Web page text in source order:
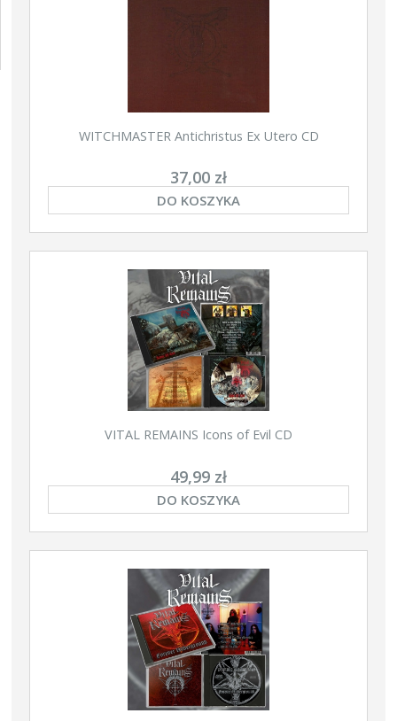
WITCHMASTER Antichristus Ex Utero CD
37,00 zł
DO KOSZYKA
VITAL REMAINS Icons of Evil CD
49,99 zł
DO KOSZYKA